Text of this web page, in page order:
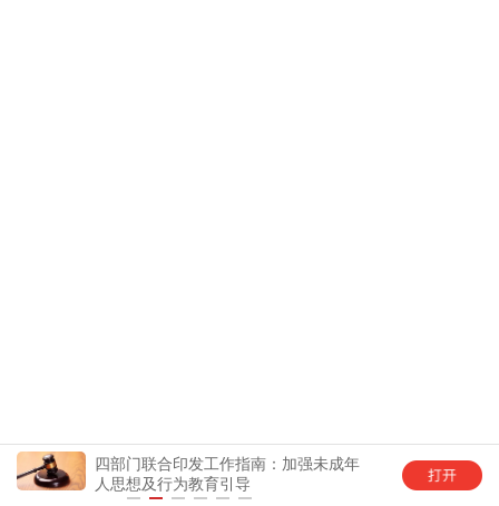
四部门联合印发工作指南：加强未成年
人思想及行为教育引导
中国